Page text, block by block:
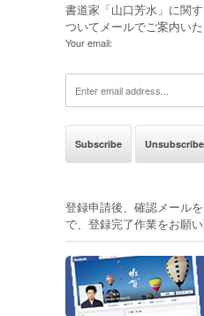
書道家「山口芳水」に関
ついてメールでご案内いた
Your email:
登録申請後、確認メール
で、登録完了作業をお願い